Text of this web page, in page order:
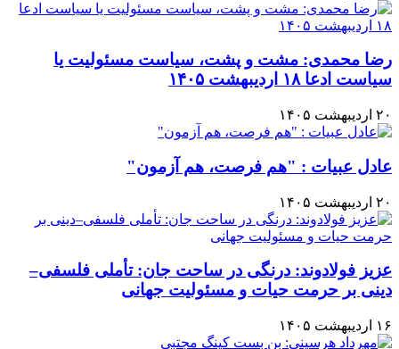
رضا محمدی: مشت و پشت، سیاست مسئولیت یا
سیاست ادعا ۱۸ اردیبهشت ۱۴۰۵
۲۰ اردیبهشت ۱۴۰۵
عادل عبیات : "هم فرصت، هم آزمون"
۲۰ اردیبهشت ۱۴۰۵
عزیز فولادوند: درنگی در ساحت جان: تأملی فلسفی–
دینی بر حرمت حیات و مسئولیت جهانی
۱۶ اردیبهشت ۱۴۰۵